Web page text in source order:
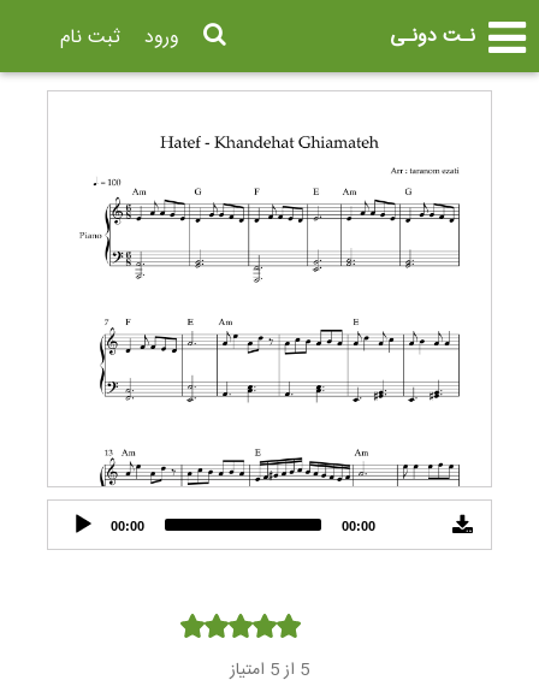
نـت دونـی ثبت نام ورود
Audio
Player
00:00 00:00
5 از 5 امتیاز